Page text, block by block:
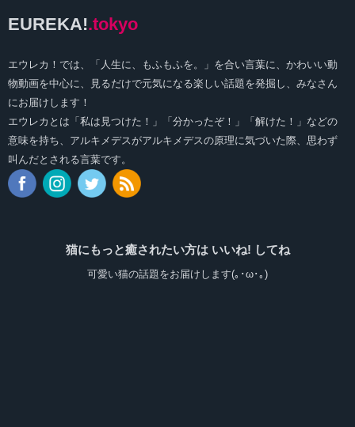
EUREKA!.tokyo
エウレカ！では、「人生に、もふもふを。」を合い言葉に、かわいい動
物動画を中心に、見るだけで元気になる楽しい話題を発掘し、みなさん
にお届けします！
エウレカとは「私は見つけた！」「分かったぞ！」「解けた！」などの
意味を持ち、アルキメデスがアルキメデスの原理に気づいた際、思わず
叫んだとされる言葉です。
猫にもっと癒されたい方は いいね! してね
可愛い猫の話題をお届けします(｡･ω･｡)